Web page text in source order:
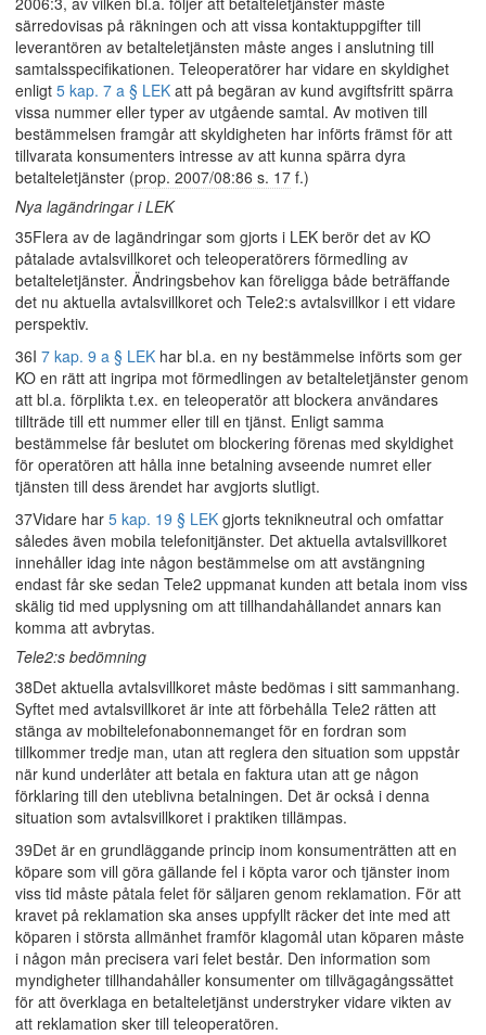
särredovisas på räkningen och att vissa kontaktuppgifter till
leverantören av betalteletjänsten måste anges i anslutning till
samtalsspecifikationen. Teleoperatörer har vidare en skyldighet
enligt 5 kap. 7 a § LEK att på begäran av kund avgiftsfritt spärra
vissa nummer eller typer av utgående samtal. Av motiven till
bestämmelsen framgår att skyldigheten har införts främst för att
tillvarata konsumenters intresse av att kunna spärra dyra
betalteletjänster (prop. 2007/08:86 s. 17 f.)
Nya lagändringar i LEK
35Flera av de lagändringar som gjorts i LEK berör det av KO
påtalade avtalsvillkoret och teleoperatörers förmedling av
betalteletjänster. Ändringsbehov kan föreligga både beträffande
det nu aktuella avtalsvillkoret och Tele2:s avtalsvillkor i ett vidare
perspektiv.
36I 7 kap. 9 a § LEK har bl.a. en ny bestämmelse införts som ger
KO en rätt att ingripa mot förmedlingen av betalteletjänster genom
att bl.a. förplikta t.ex. en teleoperatör att blockera användares
tillträde till ett nummer eller till en tjänst. Enligt samma
bestämmelse får beslutet om blockering förenas med skyldighet
för operatören att hålla inne betalning avseende numret eller
tjänsten till dess ärendet har avgjorts slutligt.
37Vidare har 5 kap. 19 § LEK gjorts teknikneutral och omfattar
således även mobila telefonitjänster. Det aktuella avtalsvillkoret
innehåller idag inte någon bestämmelse om att avstängning
endast får ske sedan Tele2 uppmanat kunden att betala inom viss
skälig tid med upplysning om att tillhandahållandet annars kan
komma att avbrytas.
Tele2:s bedömning
38Det aktuella avtalsvillkoret måste bedömas i sitt sammanhang.
Syftet med avtalsvillkoret är inte att förbehålla Tele2 rätten att
stänga av mobiltelefonabonnemanget för en fordran som
tillkommer tredje man, utan att reglera den situation som uppstår
när kund underlåter att betala en faktura utan att ge någon
förklaring till den uteblivna betalningen. Det är också i denna
situation som avtalsvillkoret i praktiken tillämpas.
39Det är en grundläggande princip inom konsumenträtten att en
köpare som vill göra gällande fel i köpta varor och tjänster inom
viss tid måste påtala felet för säljaren genom reklamation. För att
kravet på reklamation ska anses uppfyllt räcker det inte med att
köparen i största allmänhet framför klagomål utan köparen måste
i någon mån precisera vari felet består. Den information som
myndigheter tillhandahåller konsumenter om tillvägagångssättet
för att överklaga en betalteletjänst understryker vidare vikten av
att reklamation sker till teleoperatören.